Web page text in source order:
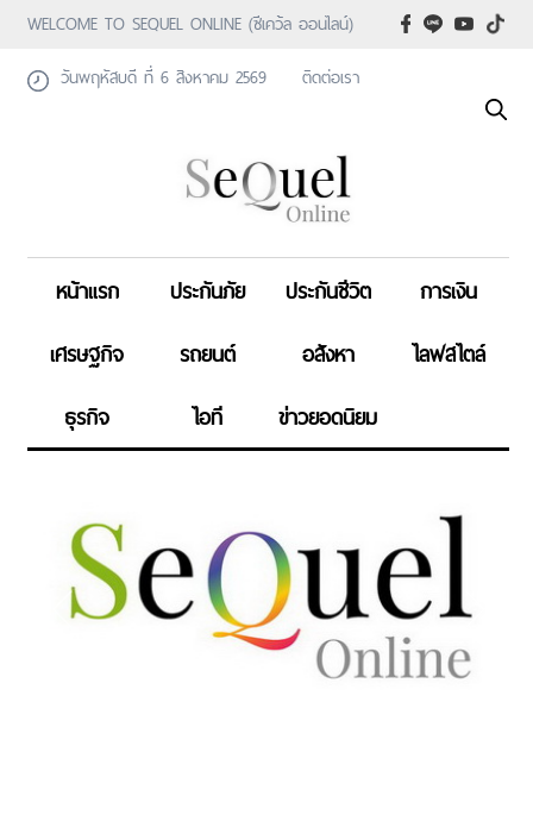
WELCOME TO SEQUEL ONLINE (ซีเคว้ล ออนไลน์)
วันพฤหัสบดี ที่ 6 สิงหาคม 2569
ติดต่อเรา
หน้าแรก ประกันภัย ประกันชีวิต
การเงิน
เศรษฐกิจ
รถยนต์ อสังหา
ไลฟสไตล์
ธุรกิจ
ไอที ข่าวยอดนิยม